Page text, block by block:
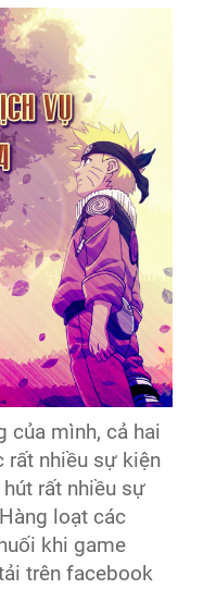
của mình, cả hai
rất nhiều sự kiện
rất nhiều sự
loạt các
khi game
trên facebook